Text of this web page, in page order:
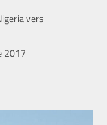
vers
2017